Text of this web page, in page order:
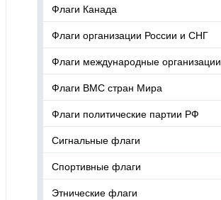
Флаги Канада
Флаги организации России и СНГ
Флаги международные организации
Флаги ВМС стран Мира
Флаги политические партии РФ
Сигнальные флаги
Спортивные флаги
Этнические флаги